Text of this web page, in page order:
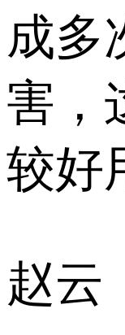
成多
害，
较好
赵云